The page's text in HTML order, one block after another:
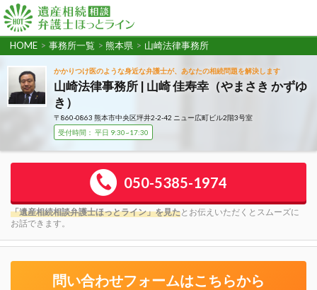
HOME > 事務所一覧 > 熊本県 > 山崎法律事務所
かかりつけ医のような身近な弁護士が、あなたの相続問題を解決します
山崎法律事務所 | 山崎 佳寿幸（やまさき かずゆ
き）
〒860-0863 熊本市中央区坪井2-2-42 ニュー広町ビル2階3号室
受付時間： 平日 9:30~17:30
050-5385-1974
「遺産相続相談弁護士ほっとライン」を見たとお伝えいただくとスムーズに
お話できます。
問い合わせフォームはこちらから